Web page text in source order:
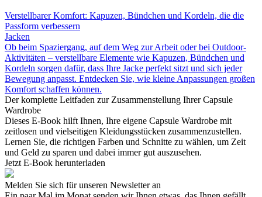
Verstellbarer Komfort: Kapuzen, Bündchen und Kordeln, die die
Passform verbessern
Jacken
Ob beim Spaziergang, auf dem Weg zur Arbeit oder bei Outdoor-
Aktivitäten – verstellbare Elemente wie Kapuzen, Bündchen und
Kordeln sorgen dafür, dass Ihre Jacke perfekt sitzt und sich jeder
Bewegung anpasst. Entdecken Sie, wie kleine Anpassungen großen
Komfort schaffen können.
Der komplette Leitfaden zur Zusammenstellung Ihrer Capsule
Wardrobe
Dieses E-Book hilft Ihnen, Ihre eigene Capsule Wardrobe mit
zeitlosen und vielseitigen Kleidungsstücken zusammenzustellen.
Lernen Sie, die richtigen Farben und Schnitte zu wählen, um Zeit
und Geld zu sparen und dabei immer gut auszusehen.
Jetzt E-Book herunterladen
Melden Sie sich für unseren Newsletter an